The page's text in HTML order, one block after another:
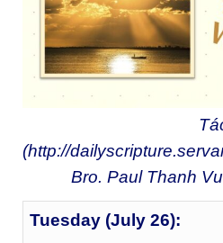
(http://
Bro. Paul Thanh
Tuesday (July 26):